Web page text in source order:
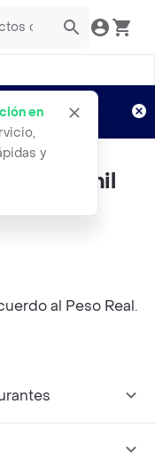
en
y
Aplican TyC
Pernil
al Peso Real.